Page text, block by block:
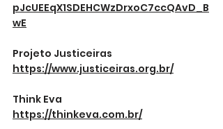
pJcUEEqX1SDEHCWzDrxoC7ccQAvD_B
wE
Projeto Justiceiras
https://www.justiceiras.org.br/
Think Eva
https://thinkeva.com.br/